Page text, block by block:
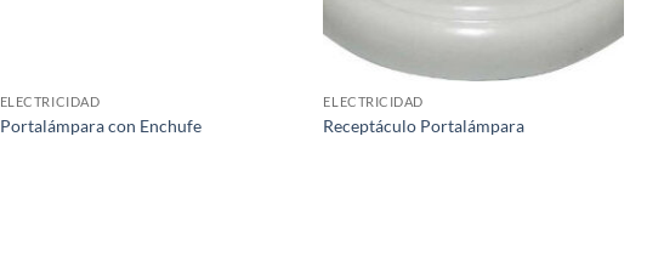
ELECTRICIDAD
Portalámpara con Enchufe
ELECTRICIDAD
Receptáculo Portalámpara